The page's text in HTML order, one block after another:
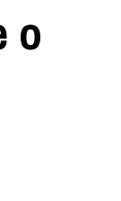
o